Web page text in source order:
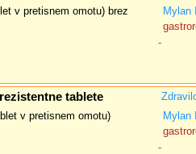
v pretisnem omotu) brez
Mylan
-
tablete
v pretisnem omotu)
Mylan
-